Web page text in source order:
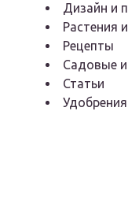
Дизайн и
Растения
Рецепты
Садовые
Статьи